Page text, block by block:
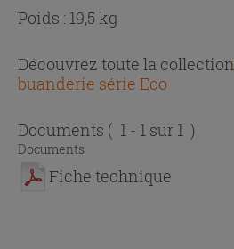
Poids : 19,5 kg
Découvrez toute la collection
buanderie série Eco
Documents ( 1 - 1 sur 1 )
Documents
Fiche technique